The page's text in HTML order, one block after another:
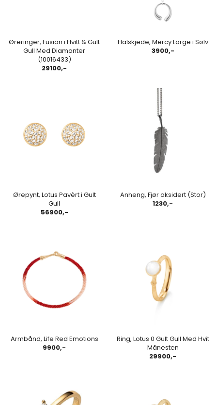
Øreringer, Fusion i Hvitt & Gult
Gull Med Diamanter
(10016433)
29100,-
Halskjede, Mercy Large i Sølv
3900,-
Ørepynt, Lotus Pavèrt i Gult
Gull
56900,-
Anheng, Fjør oksidert (Stor)
1230,-
Armbånd, Life Red Emotions
9900,-
Ring, Lotus 0 Gult Gull Med Hvit
Månesten
29900,-